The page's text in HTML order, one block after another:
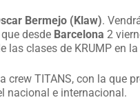
Bermejo (Klaw).
desde Barcelona 2
las clases de KRUMP en
crew TITANS, con la que
nacional e internacional.